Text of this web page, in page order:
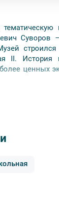
II.
ценных